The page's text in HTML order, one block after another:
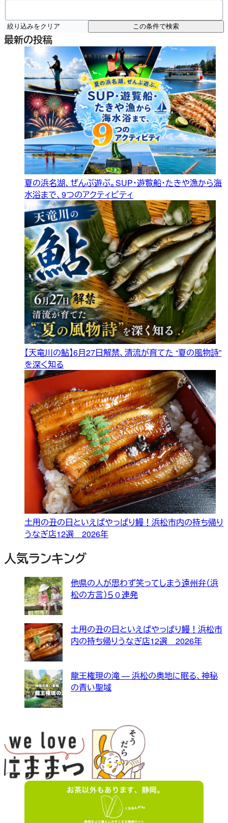
絞り込みをクリア この条件で検索
最新の投稿
夏の浜名湖、ぜんぶ遊ぶ。SUP・遊覧船・たきや漁から海
水浴まで、9つのアクティビティ
【天竜川の鮎】6月27日解禁、清流が育てた “夏の風物詩”
を深く知る
土用の丑の日といえばやっぱり鰻！浜松市内の持ち帰り
うなぎ店12選 2026年
人気ランキング
他県の人が思わず笑ってしまう遠州弁（浜
松の方言）５０連発
土用の丑の日といえばやっぱり鰻！浜松市
内の持ち帰りうなぎ店12選 2026年
龍王権現の滝 — 浜松の奥地に眠る、神秘
の青い聖域